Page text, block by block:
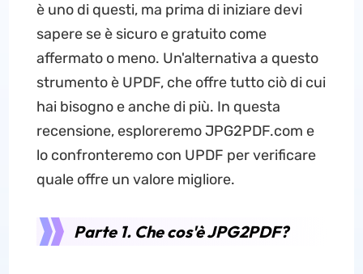
è uno di questi, ma prima di iniziare devi
sapere se è sicuro e gratuito come
affermato o meno. Un'alternativa a questo
strumento è UPDF, che offre tutto ciò di cui
hai bisogno e anche di più. In questa
recensione, esploreremo JPG2PDF.com e
lo confronteremo con UPDF per verificare
quale offre un valore migliore.
Parte 1. Che cos'è JPG2PDF?